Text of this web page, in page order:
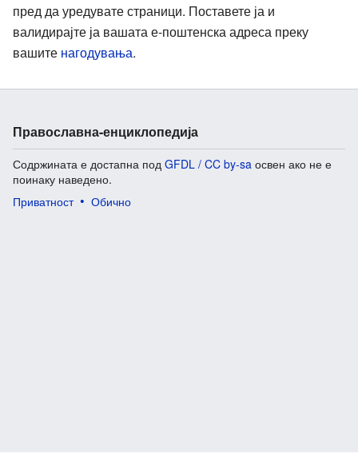
пред да уредувате страници. Поставете ја и
валидирајте ја вашата е-поштенска адреса преку
вашите нагодувања.
Православна-енциклопедија
Содржината е достапна под GFDL / CC by-sa освен ако не е
поинаку наведено.
Приватност
Обично